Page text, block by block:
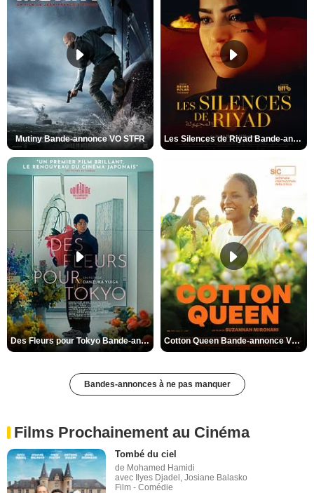
Mutiny Bande-annonce VO STFR Les Silences de Riyad Bande-annonce VO STFR
Des Fleurs pour Tokyo Bande-annonce VO STFR Cotton Queen Bande-annonce VO STFR
Bandes-annonces à ne pas manquer
Films Prochainement au Cinéma
Tombé du ciel
de Mohamed Hamidi
avec Ilyes Djadel, Josiane Balasko
Film - Comédie